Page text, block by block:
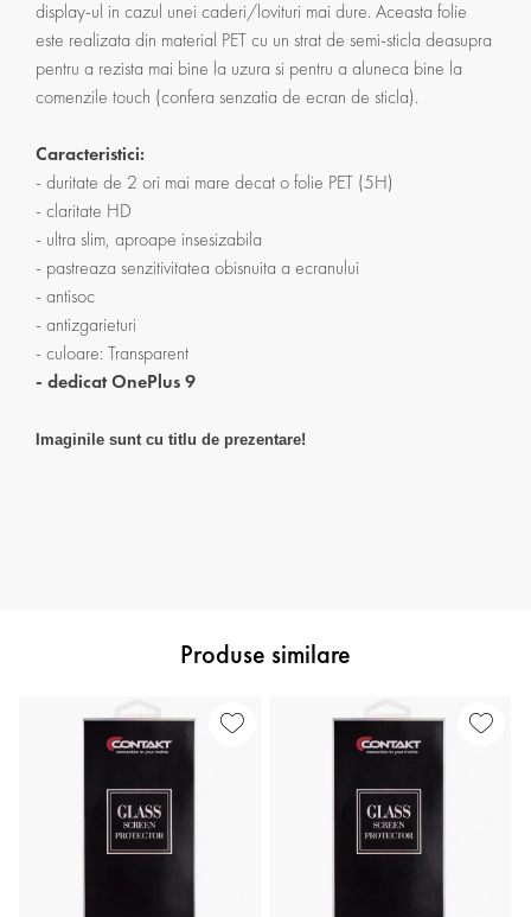
display-ul in cazul unei caderi/lovituri mai dure. Aceasta folie
este realizata din material PET cu un strat de semi-sticla deasupra
pentru a rezista mai bine la uzura si pentru a aluneca bine la
comenzile touch (confera senzatia de ecran de sticla).
Caracteristici:
- duritate de 2 ori mai mare decat o folie PET (5H)
- claritate HD
- ultra slim, aproape insesizabila
- pastreaza senzitivitatea obisnuita a ecranului
- antisoc
- antizgarieturi
- culoare: Transparent
- dedicat OnePlus 9
Imaginile sunt cu titlu de prezentare!
Produse similare